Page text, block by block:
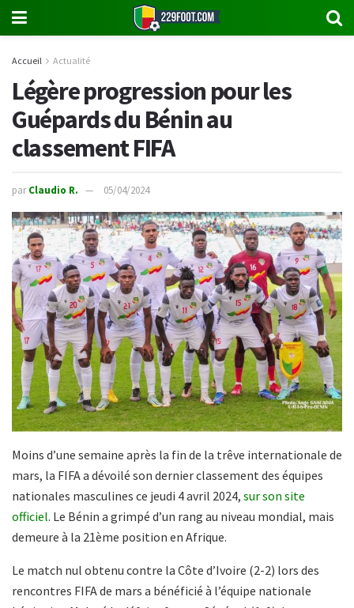
Accueil Actualité
Légère progression pour les
Guépards du Bénin au
classement FIFA
par Claudio R. 05/04/2024
Moins d’une semaine après la fin de la trêve internationale de
mars, la FIFA a dévoilé son dernier classement des équipes
nationales masculines ce jeudi 4 avril 2024, sur son site
officiel. Le Bénin a grimpé d’un rang au niveau mondial, mais
demeure à la 21ème position en Afrique.
Le match nul obtenu contre la Côte d’Ivoire (2-2) lors des
rencontres FIFA de mars a bénéficié à l’équipe nationale